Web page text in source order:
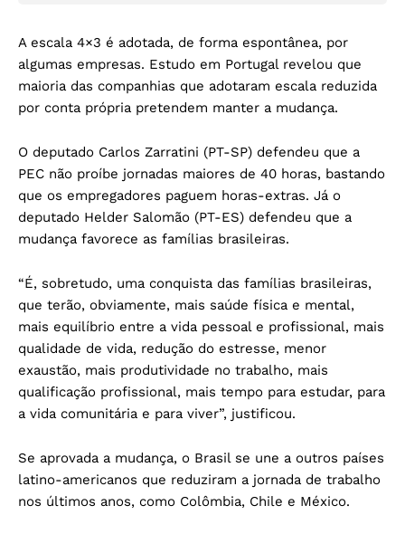
A escala 4×3 é adotada, de forma espontânea, por
algumas empresas. Estudo em Portugal revelou que
maioria das companhias que adotaram escala reduzida
por conta própria pretendem manter a mudança.
O deputado Carlos Zarratini (PT-SP) defendeu que a
PEC não proíbe jornadas maiores de 40 horas, bastando
que os empregadores paguem horas-extras. Já o
deputado Helder Salomão (PT-ES) defendeu que a
mudança favorece as famílias brasileiras.
“É, sobretudo, uma conquista das famílias brasileiras,
que terão, obviamente, mais saúde física e mental,
mais equilíbrio entre a vida pessoal e profissional, mais
qualidade de vida, redução do estresse, menor
exaustão, mais produtividade no trabalho, mais
qualificação profissional, mais tempo para estudar, para
a vida comunitária e para viver”, justificou.
Se aprovada a mudança, o Brasil se une a outros países
latino-americanos que reduziram a jornada de trabalho
nos últimos anos, como Colômbia, Chile e México.